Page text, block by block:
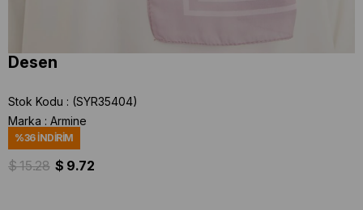
Armine Life Şal 5368 - 21 Pembe Karışık
Desen
Stok Kodu
(SYR35404)
Marka : Armine
%36İNDIRIM
$ 15.28 $ 9.72